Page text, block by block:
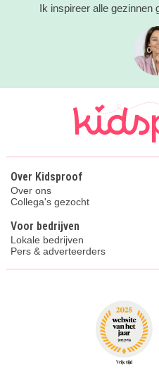
Ik inspireer alle gezinnen
Over Kidsproof
Over ons
Collega's gezocht
Voor bedrijven
Lokale bedrijven
Pers & adverteerders